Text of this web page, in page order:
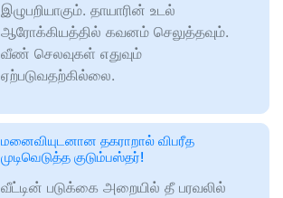
இழுபறியாகும். தாயாரின் உடல்
ஆரோக்கியத்தில் கவனம் செலுத்தவும்.
வீண் செலவுகள் எதுவும்
ஏற்படுவதற்கில்லை.
மனைவியுடனான தகராறால் விபரீத
முடிவெடுத்த குடும்பஸ்தர்!
வீட்டின் படுக்கை அறையில் தீ பரவலில்